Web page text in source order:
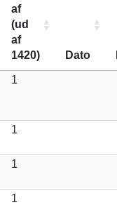
af
(ud
af
1420)
Dato
1
1
1
1